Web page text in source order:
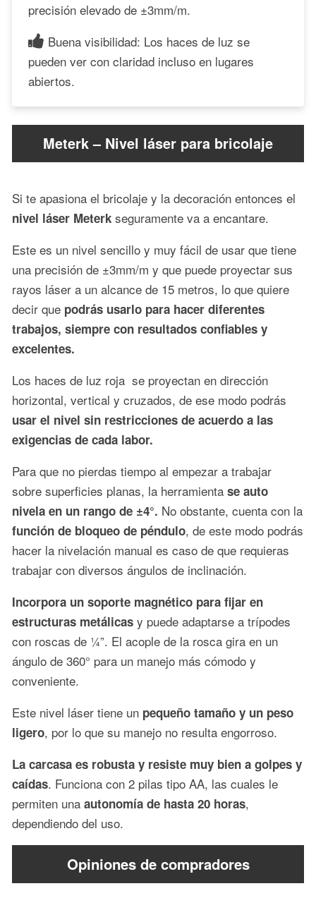
precisión elevado de ±3mm/m.
Buena visibilidad: Los haces de luz se
pueden ver con claridad incluso en lugares
abiertos.
Meterk – Nivel láser para bricolaje
Si te apasiona el bricolaje y la decoración entonces el
nivel láser Meterk seguramente va a encantare.
Este es un nivel sencillo y muy fácil de usar que tiene
una precisión de ±3mm/m y que puede proyectar sus
rayos láser a un alcance de 15 metros, lo que quiere
decir que podrás usarlo para hacer diferentes
trabajos, siempre con resultados confiables y
excelentes.
Los haces de luz roja se proyectan en dirección
horizontal, vertical y cruzados, de ese modo podrás
usar el nivel sin restricciones de acuerdo a las
exigencias de cada labor.
Para que no pierdas tiempo al empezar a trabajar
sobre superficies planas, la herramienta se auto
nivela en un rango de ±4°. No obstante, cuenta con la
función de bloqueo de péndulo, de este modo podrás
hacer la nivelación manual es caso de que requieras
trabajar con diversos ángulos de inclinación.
Incorpora un soporte magnético para fijar en
estructuras metálicas y puede adaptarse a trípodes
con roscas de ¼”. El acople de la rosca gira en un
ángulo de 360° para un manejo más cómodo y
conveniente.
Este nivel láser tiene un pequeño tamaño y un peso
ligero, por lo que su manejo no resulta engorroso.
La carcasa es robusta y resiste muy bien a golpes y
caídas. Funciona con 2 pilas tipo AA, las cuales le
permiten una autonomía de hasta 20 horas,
dependiendo del uso.
Opiniones de compradores